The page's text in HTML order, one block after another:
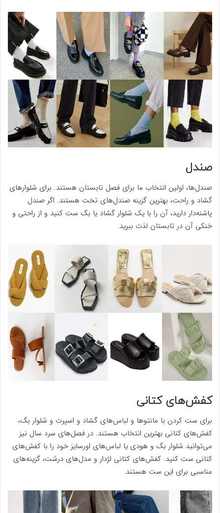
صندل
صندل‌ها، اولین انتخاب ما برای فصل تابستان هستند. برای شلوارهای
گشاد و راحت، بهترین گزینه صندل‌های تخت هستند. اگر صندل
پاشنه‌دار دارید، آن را با یک شلوار گشاد یا بگ ست کنید و از راحتی و
خنکی آن در تابستان لذت ببرید.
کفش‌های کتانی
برای ست کردن با مانتوها و لباس‌های گشاد و اسپرت و شلوار بگ،
کفش‌های کتانی بهترین انتخاب هستند. در فصل‌های سرد سال نیز
می‌توانید شلوار بگ و هودی یا لباس‌های اورسایز خود را با کفش‌های
کتانی ست کنید. کفش‌های کتانی لژدار و مدل‌های درشت، گزینه‌های
مناسبی برای این ست هستند.